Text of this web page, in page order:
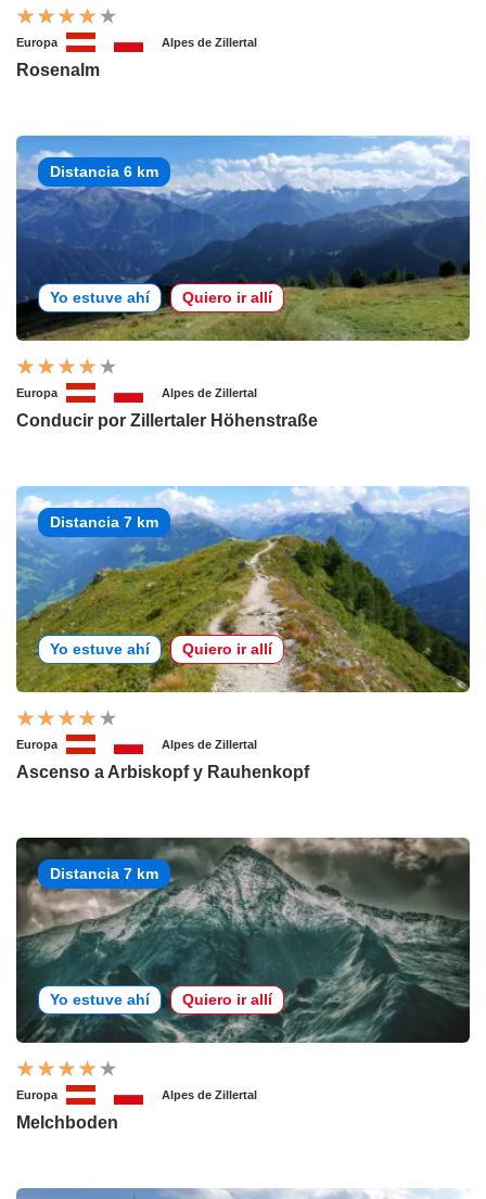
Europa Alpes de Zillertal
Rosenalm
Distancia 6 km
Yo estuve ahí Quiero ir allí
Europa Alpes de Zillertal
Conducir por Zillertaler Höhenstraße
Distancia 7 km
Yo estuve ahí Quiero ir allí
Europa Alpes de Zillertal
Ascenso a Arbiskopf y Rauhenkopf
Distancia 7 km
Yo estuve ahí Quiero ir allí
Europa Alpes de Zillertal
Melchboden